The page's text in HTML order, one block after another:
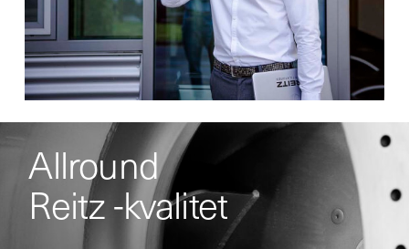
Allround
Reitz -kvalitet